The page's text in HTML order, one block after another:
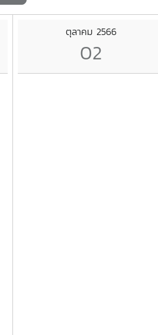
ตุลาคม 2566
02